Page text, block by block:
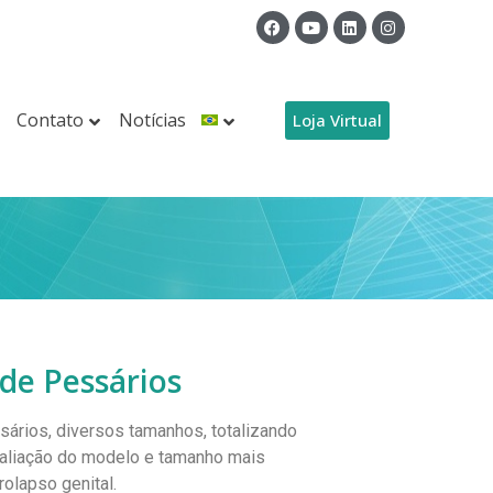
Contato Notícias Loja Virtual
Pessários
diversos tamanhos, totalizando
do modelo e tamanho mais
genital.